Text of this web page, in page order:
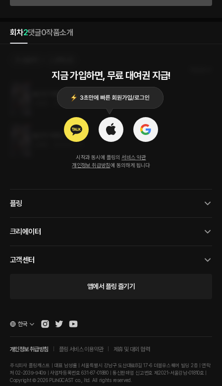
회차2댓글0작품소개
지금 가입하면, 무료 대여권 지급!
시작과 동시에 플링의 서비스 약관
개인정보 취급방침에 동의하게 됩니다
불온한 하룻밤 2권 (완결)
2023.07.31
불온한 하룻밤 1권
플링
크리에이터
고객센터
앱에서 플링 즐기기
개인정보 취급방침 플링 서비스 이용약관 제휴 및 대외 협력
주식회사 플링캐스트 | 대표 남성률 | 서울특별시 강남구 도산대로8길 17-6 더블유스퀘어 빌딩 2층 | 연락
처 02-2039-9409 | 사업자등록번호 631-87-01880 | 통신판매업 신고번호 제2021-서울강남-01810호 |
Copyright © 2026 PLINGCAST co., ltd. All rights reserved.
한국